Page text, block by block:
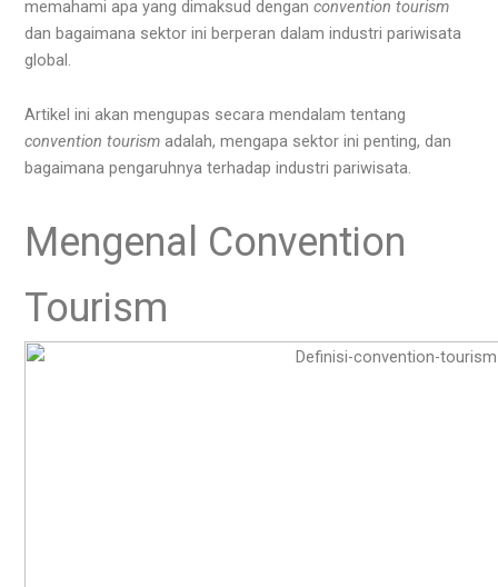
memahami apa yang dimaksud denganconvention tourism
dan bagaimana sektor ini berperan dalam industri pariwisata
global.
Artikel ini akan mengupas secara mendalam tentang
convention tourismadalah, mengapa sektor ini penting, dan
bagaimana pengaruhnya terhadap industri pariwisata.
Mengenal Convention
Tourism